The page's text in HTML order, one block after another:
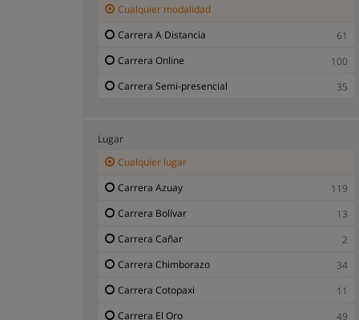
Carrera Economía y Finanzas
Carrera Formación Profesional
Carrera Gestión Medio Ambiente
Carrera Hobbies y Tiempo Libre
Carrera Hotelería y Turismo
Carrera Ingeniería y Tecnología
Cualquier modalidad
Carrera A Distancia
61
Carrera Online
100
Carrera Semi-presencial
35
Lugar
Cualquier lugar
Carrera Azuay
119
Carrera Bolívar
13
Carrera Cañar
2
Carrera Chimborazo
34
Carrera Cotopaxi
11
Carrera El Oro
49